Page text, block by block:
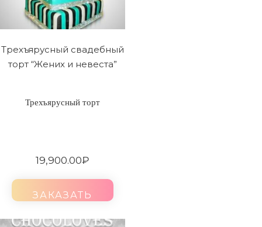
Трехъярусный свадебный
торт “Жених и невеста”
Трехъярусный торт
19,900.00₽
ЗАКАЗАТЬ